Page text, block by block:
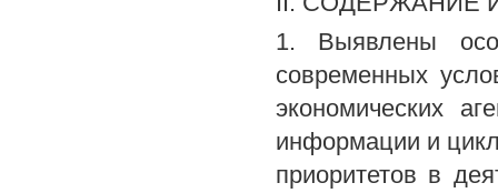
1. Выявлены
современных
экономических
информации и
приоритетов в